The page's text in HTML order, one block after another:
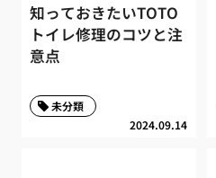
知っておきたいTOTO
トイレ修理のコツと注
意点
2024.09.14
未分類